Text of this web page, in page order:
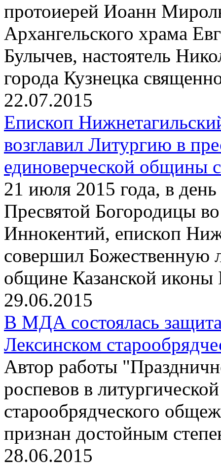
протоиерей Иоанн
Архангельского храма
Булычев, настоятель
города Кузнецка
22.07.2015
Епископ
возглавил Литургию в
единоверческой общины
21 июля 2015 года, в
Пресвятой Богородицы
Иннокентий, епископ
совершил Божественную
общине Казанской
29.06.2015
В МДА состоялась
Лексинском
Автор работы
роспевов в
старообрядческого
признан достойным
28.06.2015